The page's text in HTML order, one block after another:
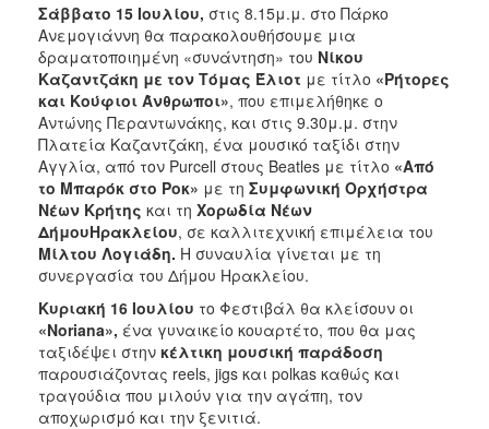
Σάββατο 15 Ιουλίου, στις 8.15μ.μ. στο Πάρκο
Ανεμογιάννη θα παρακολουθήσουμε μια
δραματοποιημένη «συνάντηση» του Νίκου
Καζαντζάκη με τον Τόμας Έλιοτ με τίτλο «Ρήτορες
και Κούφιοι Άνθρωποι», που επιμελήθηκε ο
Αντώνης Περαντωνάκης, και στις 9.30μ.μ. στην
Πλατεία Καζαντζάκη, ένα μουσικό ταξίδι στην
Αγγλία, από τον Purcell στους Beatles με τίτλο «Από
το Μπαρόκ στο Ροκ» με τη Συμφωνική Ορχήστρα
Νέων Κρήτης και τη Χορωδία Νέων
ΔήμουΗρακλείου, σε καλλιτεχνική επιμέλεια του
Μίλτου Λογιάδη. Η συναυλία γίνεται με τη
συνεργασία του Δήμου Ηρακλείου.
Κυριακή 16 Ιουλίου το Φεστιβάλ θα κλείσουν οι
«Noriana», ένα γυναικείο κουαρτέτο, που θα μας
ταξιδέψει στην κέλτικη μουσική παράδοση
παρουσιάζοντας reels, jigs και polkas καθώς και
τραγούδια που μιλούν για την αγάπη, τον
αποχωρισμό και την ξενιτιά.